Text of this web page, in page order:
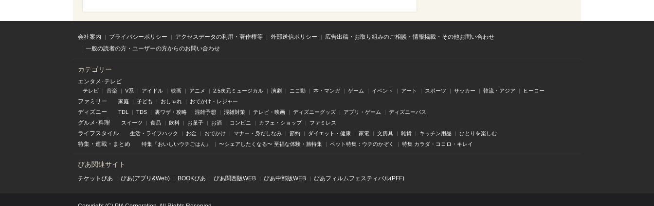
会社案内 プライバシーポリシー アクセスデータの利用・著作権等 外部送信ポリシー
広告出稿・お取り組みのご相談・情報掲載・その他お問い合わせ
一般の読者の方・ユーザーの方からのお問い合わせ
カテゴリー
エンタメ･テレビ
テレビ 音楽 V系 アイドル 映画 アニメ 2.5次元ミュージカル 演劇 ニコ動 本・マンガ ゲーム イベント アート スポーツ サッカー 韓流・アジア ヒーロー
ファミリー 家庭 子ども おしゃれ おでかけ・レジャー
ディズニー TDL TDS 裏ワザ・攻略 混雑予想 混雑対策 テレビ・映画 ディズニーグッズ アプリ・ゲーム ディズニーパス
グルメ･料理 スイーツ 食品 飲料 お菓子 お酒 コンビニ カフェ・ショップ ファミレス
ライフスタイル 生活・ライフハック お金 おでかけ マナー・身だしなみ 節約 ダイエット・健康 家電 文房具 雑貨 キッチン用品 ひとりを楽しむ
特集 ・ 連載 ・ まとめ 特集『おいしいウチごはん』 〜シェアしたくなる〜 至福な体験・旅特集 ペット特集：ウチのかぞく 特集 カラダ・ココロ・キレイ
ぴあ関連サイト
チケットぴあ ぴあ(アプリ&Web) BOOKぴあ ぴあ関⻄版WEB ぴあ中部版WEB ぴあフィルムフェスティバル(PFF)